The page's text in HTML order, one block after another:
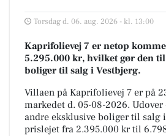
Torsdag d. 06. aug. 2026 - kl. 13:00
Kaprifolievej 7 er netop
5.295.000 kr, hvilket gør den til
boliger til salg i Vestbjerg.
Villaen på Kaprifolievej 7 er på
markedet d. 05-08-2026.
andre eksklusive boliger til salg
prislejet fra 2.395.000 kr til